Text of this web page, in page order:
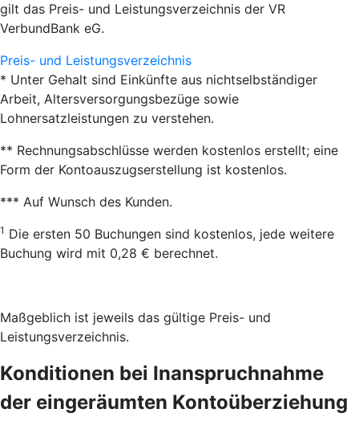
gilt das Preis- und Leistungsverzeichnis der VR
VerbundBank eG.
Preis- und Leistungsverzeichnis
* Unter Gehalt sind Einkünfte aus nichtselbständiger
Arbeit, Altersversorgungsbezüge sowie
Lohnersatzleistungen zu verstehen.
** Rechnungsabschlüsse werden kostenlos erstellt; eine
Form der Kontoauszugserstellung ist kostenlos.
*** Auf Wunsch des Kunden.
1 Die ersten 50 Buchungen sind kostenlos, jede weitere
Buchung wird mit 0,28 € berechnet.
Maßgeblich ist jeweils das gültige Preis- und
Leistungsverzeichnis.
Konditionen bei Inanspruchnahme
der eingeräumten Kontoüberziehung